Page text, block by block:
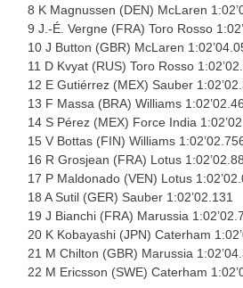
8 K Magnussen (DEN) McLaren
9 J.-É. Vergne (FRA) Toro Rosso
10 J Button (GBR) McLaren
11 D Kvyat (RUS) Toro Rosso
12 E Gutiérrez (MEX) Sauber
13 F Massa (BRA) Williams
14 S Pérez (MEX) Force India
15 V Bottas (FIN) Williams
16 R Grosjean (FRA) Lotus
17 P Maldonado (VEN) Lotus
18 A Sutil (GER) Sauber 1:02’02.131
19 J Bianchi (FRA) Marussia
20 K Kobayashi (JPN) Caterham
21 M Chilton (GBR) Marussia
22 M Ericsson (SWE) Caterham